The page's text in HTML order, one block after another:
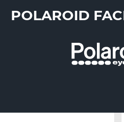
POLAROID